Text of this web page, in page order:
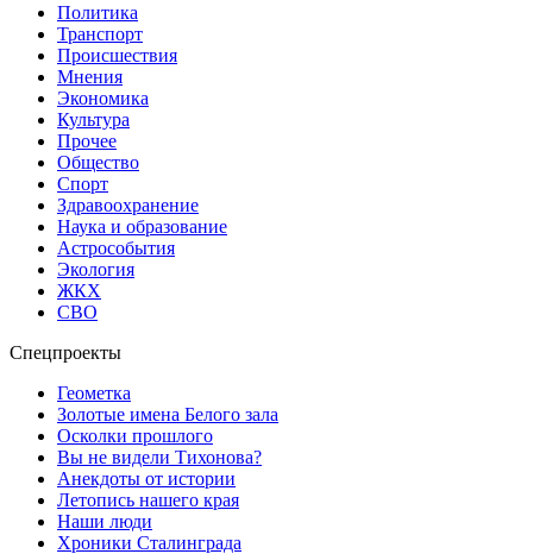
Политика
Транспорт
Происшествия
Мнения
Экономика
Культура
Прочее
Общество
Спорт
Здравоохранение
Наука и образование
Астрособытия
Экология
ЖКХ
СВО
Спецпроекты
Геометка
Золотые имена Белого зала
Осколки прошлого
Вы не видели Тихонова?
Анекдоты от истории
Летопись нашего края
Наши люди
Хроники Сталинграда